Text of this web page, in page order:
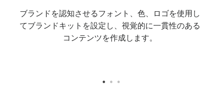
ブランドを認知させるフォント、色、ロゴを使用し
てブランドキットを設定し、視覚的に一貫性のある
コンテンツを作成します。